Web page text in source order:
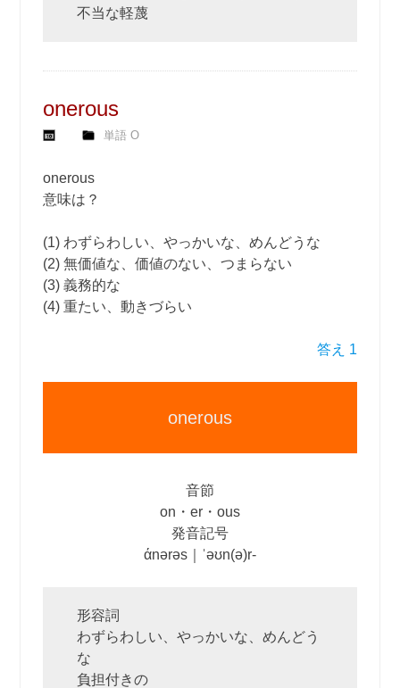
不当な軽蔑
onerous
単語 O
onerous
意味は？
(1) わずらわしい、やっかいな、めんどうな
(2) 無価値な、価値のない、つまらない
(3) 義務的な
(4) 重たい、動きづらい
答え 1
onerous
音節
on・er・ous
発音記号
άnərəs｜ˈəʊn(ə)r‐
形容詞
わずらわしい、やっかいな、めんどう
な
負担付きの